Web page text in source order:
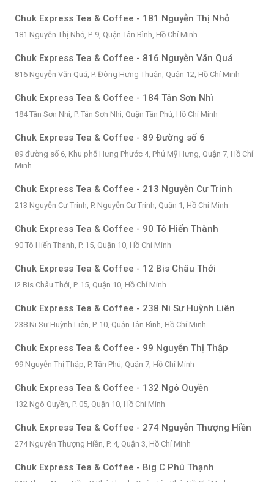
Chuk Express Tea & Coffee - 181 Nguyễn Thị Nhỏ
181 Nguyễn Thị Nhỏ, P. 9, Quận Tân Bình, Hồ Chí Minh
Chuk Express Tea & Coffee - 816 Nguyễn Văn Quá
816 Nguyễn Văn Quá, P. Đông Hưng Thuận, Quận 12, Hồ Chí Minh
Chuk Express Tea & Coffee - 184 Tân Sơn Nhì
184 Tân Sơn Nhì, P. Tân Sơn Nhì, Quận Tân Phú, Hồ Chí Minh
Chuk Express Tea & Coffee - 89 Đường số 6
89 đường số 6, Khu phố Hưng Phước 4, Phú Mỹ Hưng, Quận 7, Hồ Chí
Minh
Chuk Express Tea & Coffee - 213 Nguyễn Cư Trinh
213 Nguyễn Cư Trinh, P. Nguyễn Cư Trinh, Quận 1, Hồ Chí Minh
Chuk Express Tea & Coffee - 90 Tô Hiến Thành
90 Tô Hiến Thành, P. 15, Quận 10, Hồ Chí Minh
Chuk Express Tea & Coffee - 12 Bis Châu Thới
I2 Bis Châu Thới, P. 15, Quận 10, Hồ Chí Minh
Chuk Express Tea & Coffee - 238 Ni Sư Huỳnh Liên
238 Ni Sư Huỳnh Liên, P. 10, Quận Tân Bình, Hồ Chí Minh
Chuk Express Tea & Coffee - 99 Nguyễn Thị Thập
99 Nguyễn Thị Thập, P. Tân Phú, Quận 7, Hồ Chí Minh
Chuk Express Tea & Coffee - 132 Ngô Quyền
132 Ngô Quyền, P. 05, Quận 10, Hồ Chí Minh
Chuk Express Tea & Coffee - 274 Nguyễn Thượng Hiền
274 Nguyễn Thượng Hiền, P. 4, Quận 3, Hồ Chí Minh
Chuk Express Tea & Coffee - Big C Phú Thạnh